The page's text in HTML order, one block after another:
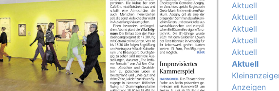
Aktuell
Aktuell
Aktuell
Aktuell
Aktuell
Aktuell
Anzeigen